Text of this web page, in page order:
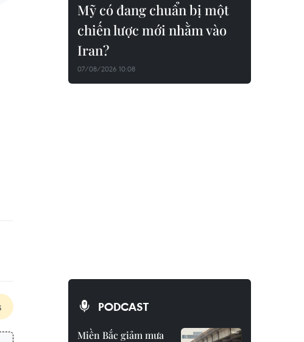
Mỹ có đang chuẩn bị một
chiến lược mới nhằm vào
Iran?
07/08/2026 10:08
PODCAST
Miền Bắc giảm mưa